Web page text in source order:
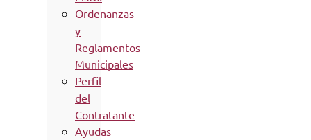
Ordenanzas
y
Reglamentos
Municipales
Perfil
del
Contratante
Ayudas